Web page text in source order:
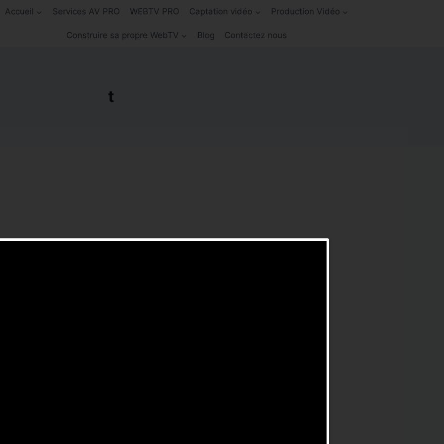
Accueil Services AV PRO WEBTV PRO Captation vidéo Production Vidéo
Construire sa propre WebTV Blog Contactez nous
t